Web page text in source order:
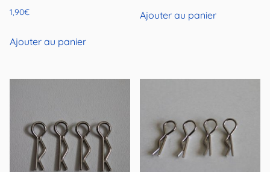
1,90€
Ajouter au panier
Ajouter au panier